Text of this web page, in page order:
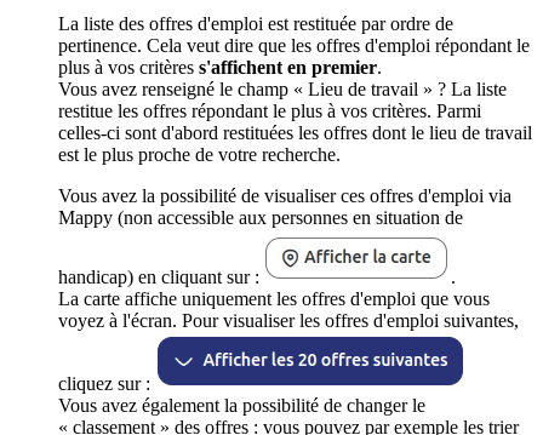
La liste des offres d'emploi est restituée par ordre de
pertinence. Cela veut dire que les offres d'emploi répondant le
plus à vos critères s'affichent en premier.
Vous avez renseigné le champ « Lieu de travail » ? La liste
restitue les offres répondant le plus à vos critères. Parmi
celles-ci sont d'abord restituées les offres dont le lieu de travail
est le plus proche de votre recherche.
Vous avez la possibilité de visualiser ces offres d'emploi via
Mappy (non accessible aux personnes en situation de
handicap) en cliquant sur :
.
La carte affiche uniquement les offres d'emploi que vous
voyez à l'écran. Pour visualiser les offres d'emploi suivantes,
cliquez sur :
Vous avez également la possibilité de changer le
« classement » des offres : vous pouvez par exemple les trier